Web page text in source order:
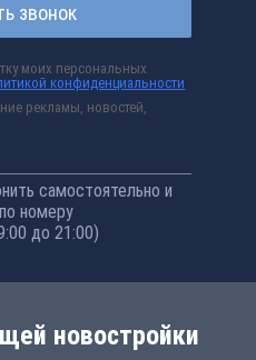
звонок
моих персональных
конфиденциальности
рекламы, новостей,
самостоятельно и
номеру
до 21:00)
новостройки